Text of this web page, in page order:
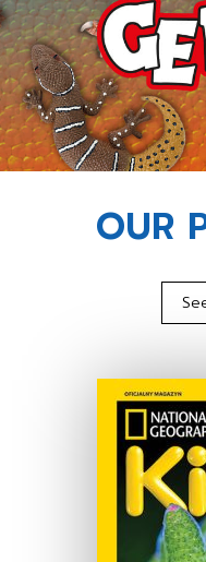
OUR